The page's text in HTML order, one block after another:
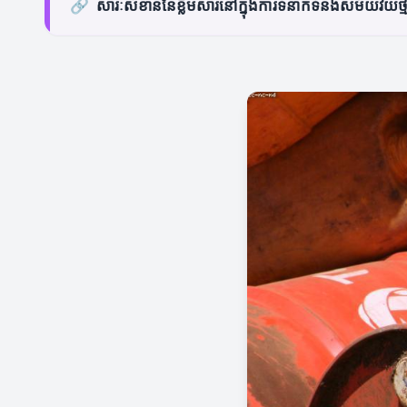
🔗 សារៈសំខាន់នៃខ្លឹមសារនៅក្នុងការទំនាក់ទំនងសម័យវ័យថ្មី